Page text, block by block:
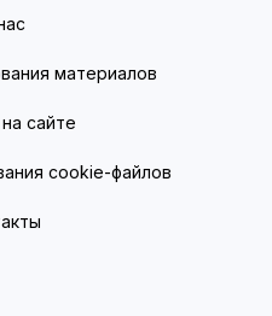
материалов
сайте
cookie-файлов